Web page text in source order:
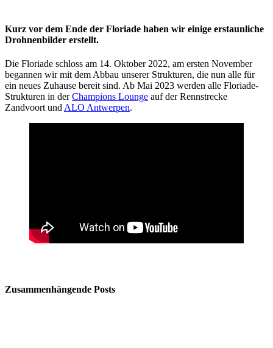
Kurz vor dem Ende der Floriade haben wir einige erstaunliche
Drohnenbilder erstellt.
Die Floriade schloss am 14. Oktober 2022, am ersten November
begannen wir mit dem Abbau unserer Strukturen, die nun alle für
ein neues Zuhause bereit sind. Ab Mai 2023 werden alle Floriade-
Strukturen in derChampions Lounge auf der Rennstrecke
Zandvoort und ALO Antwerpen.
Zusammenhängende Posts